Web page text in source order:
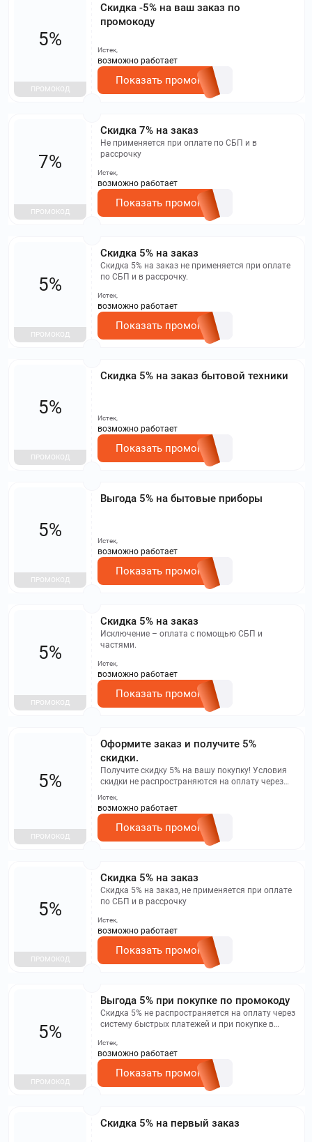
Скидка -5% на ваш заказ по
промокоду
5%
ПРОМОКОД
Истек,
возможно работает
Показать промокод
Скидка 7% на заказ
Не применяется при оплате по СБП и в
рассрочку
7%
ПРОМОКОД
Истек,
возможно работает
Показать промокод
Скидка 5% на заказ
Скидка 5% на заказ не применяется при оплате
по СБП и в рассрочку.
5%
ПРОМОКОД
Истек,
возможно работает
Показать промокод
Скидка 5% на заказ бытовой техники
5%
ПРОМОКОД
Истек,
возможно работает
Показать промокод
Выгода 5% на бытовые приборы
5%
ПРОМОКОД
Истек,
возможно работает
Показать промокод
Скидка 5% на заказ
Исключение – оплата с помощью СБП и
частями.
5%
ПРОМОКОД
Истек,
возможно работает
Показать промокод
Оформите заказ и получите 5%
скидки.
Получите скидку 5% на вашу покупку! Условия
скидки не распространяются на оплату через
систему СБП и на товары, приобретенные в
рассрочку.
5%
ПРОМОКОД
Истек,
возможно работает
Показать промокод
Скидка 5% на заказ
Скидка 5% на заказ, не применяется при оплате
по СБП и в рассрочку
5%
ПРОМОКОД
Истек,
возможно работает
Показать промокод
Выгода 5% при покупке по промокоду
Скидка 5% не распространяется на оплату через
систему быстрых платежей и при покупке в
5%
ПРОМОКОД
Истек,
возможно работает
Показать промокод
Скидка 5% на первый заказ